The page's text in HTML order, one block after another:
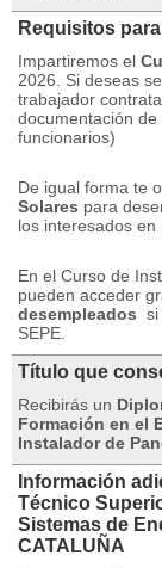
Requisitos
Impartiremos el
2026. Si deseas
trabajador
documentación
funcionarios)
De igual forma te
Solares para
los interesados ​​en
En el Curso de
pueden acceder
desempleados si
SEPE.
Título que
Recibirás un
Formación en el
Instalador de
Información
Técnico
Sistemas de
CATALUÑA